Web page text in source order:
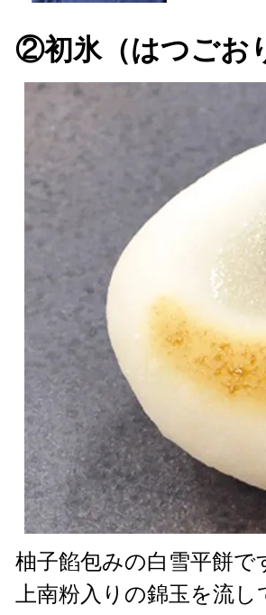
②初氷（はつごお
柚子餡包みの白雪平餅で
上南粉入りの錦玉を流